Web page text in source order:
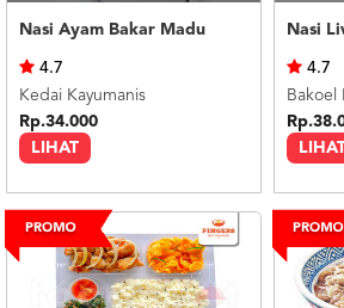
Nasi Ayam Bakar Madu
LIHAT
4.7
Kedai Kayumanis
Rp.34.000
Nasi
4.7
Bakoel